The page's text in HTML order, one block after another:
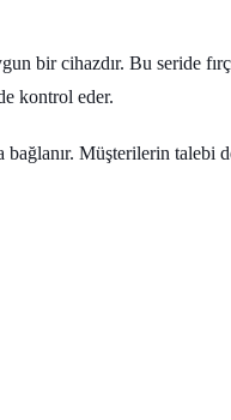
bir cihazdır. Bu seride
kontrol eder.
bağlanır. Müşterilerin talebi